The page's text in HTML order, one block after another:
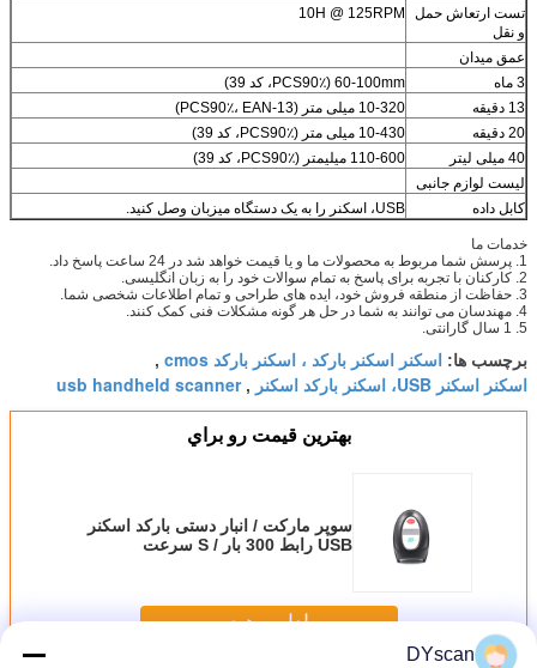
تست ارتعاش حمل
و نقل
10H @ 125RPM
عمق میدان
3 ماه
60-100mm (PCS90٪، کد 39)
13 دقیقه
10-320 میلی متر (PCS90٪، EAN-13)
20 دقیقه
10-430 میلی متر (PCS90٪، کد 39)
40 میلی لیتر
110-600 میلیمتر (PCS90٪، کد 39)
لیست لوازم جانبی
کابل داده
USB، اسکنر را به یک دستگاه میزبان وصل کنید.
خدمات ما
1. پرسش شما مربوط به محصولات ما و یا قیمت خواهد شد در 24 ساعت پاسخ داد.
2. کارکنان با تجربه برای پاسخ به تمام سوالات خود را به زبان انگلیسی.
3. حفاظت از منطقه فروش خود، ایده های طراحی و تمام اطلاعات شخصی شما.
4. مهندسان می توانند به شما در حل هر گونه مشکلات فنی کمک کنند.
5. 1 سال گارانتی.
برچسب ها: اسکنر اسکنر بارکد ، اسکنر بارکد cmos ,
اسکنر اسکنر USB، اسکنر بارکد اسکنر ,
usb handheld scanner
بهترين قيمت رو براي
سوپر مارکت / انبار دستی بارکد اسکنر
USB رابط 300 بار / S سرعت
ادامه هید
DYscan